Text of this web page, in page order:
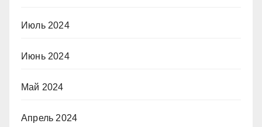
Июль 2024
Июнь 2024
Май 2024
Апрель 2024